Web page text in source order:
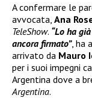
A confermare le
avvocata, Ana
TeleShow. “Lo ha
ancora firmato”, ha
arrivato da Mauro
per i suoi impegni
Argentina dove a
Argentina.